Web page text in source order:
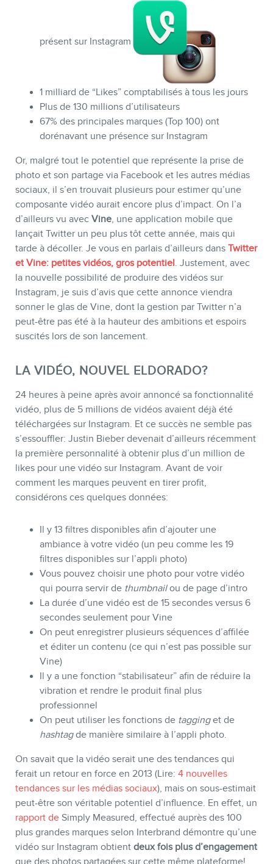
MEMBRES
INFOLETTRE
présent sur Instagram
1 milliard de “Likes” comptabilisés à tous les jours
Plus de 130 millions d’utilisateurs
67% des principales marques (Top 100) ont
dorénavant une présence sur Instagram
Or, malgré tout le potentiel que représente la prise de
photo et son partage via Facebook et les autres médias
sociaux, il s’en trouvait plusieurs pour estimer qu’une
composante vidéo aurait encore plus d’impact. On l’a
d’ailleurs vu avec Vine, une application mobile que
lançait Twitter un peu plus tôt cette année, mais qui
tarde à décoller. Je vous en parlais d’ailleurs dans Twitter
et Vine: petites vidéos, gros potentiel. Justement, avec
la nouvelle possibilité de produire des vidéos sur
Instagram, je suis d’avis que cette annonce viendra
sonner le glas de Vine, dont la gestion par Twitter n’a
peut-être pas été à la hauteur des ambitions et espoirs
suscités lors de son lancement.
LA VIDÉO, NOUVEL ELDORADO?
24 heures à peine après avoir annoncé sa fonctionnalité
vidéo, plus de 5 millions de vidéos avaient déjà été
téléchargées sur Instagram. Et ce succès ne semble pas
s’essouffler: Justin Bieber devenait d’ailleurs récemment
la première personnalité à obtenir plus d’un million de
likes pour une vidéo sur Instagram. Avant de voir
comment les marques peuvent en tirer profit,
considérons ces quelques données:
Il y 13 filtres disponibles afin d’ajouter une
ambiance à votre vidéo (un peu comme les 19
filtres disponibles sur l’appli photo)
Vous pouvez choisir une photo pour votre vidéo
qui pourra servir de thumbnailou de page d’intro
La durée d’une vidéo est de 15 secondes versus 6
secondes seulement pour Vine
On peut enregistrer plusieurs séquences d’affilée
et éditer un contenu (ce qui n’est pas possible sur
Vine)
Il y a une fonction “stabilisateur” afin de réduire la
vibration et rendre le produit final plus
professionnel
On peut utiliser les fonctions de tagginget de
hashtagde manière similaire à l’appli photo.
On savait que la vidéo serait une des tendances qui
ferait un retour en force en 2013 (Lire: 4 nouvelles
tendances sur les médias sociaux), mais on sous-estimait
peut-être son véritable potentiel d’influence. En effet, un
rapport de Simply Measured, effectué auprès des 100
plus grandes marques selon Interbrand démontre qu’une
vidéo sur Instagram obtient deux fois plus d’engagement
que des photos partagées sur cette même plateforme!